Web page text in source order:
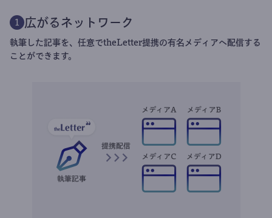
1 広がるネットワーク
執筆した記事を、任意でtheLetter提携の有名メディアへ配信する
ことができます。